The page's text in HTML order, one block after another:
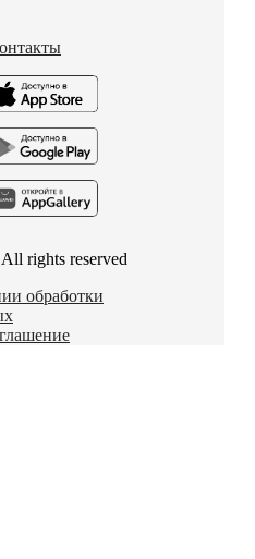
All rights reserved
обработки